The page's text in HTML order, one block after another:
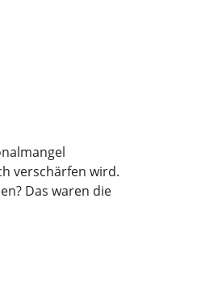
verschärfen wird.
Das waren die